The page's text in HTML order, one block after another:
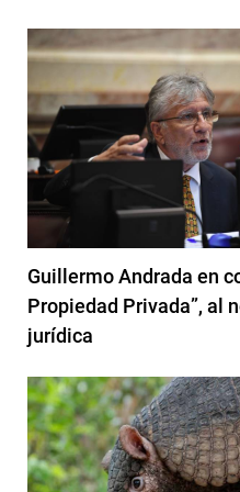
Guillermo Andrada en
Propiedad Privada”, al
jurídica